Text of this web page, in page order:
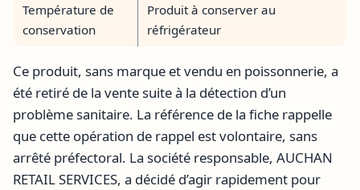
Température de
conservation
Produit à conserver au
réfrigérateur
Ce produit, sans marque et vendu en poissonnerie, a
été retiré de la vente suite à la détection d’un
problème sanitaire. La référence de la fiche rappelle
que cette opération de rappel est volontaire, sans
arrêté préfectoral. La société responsable, AUCHAN
RETAIL SERVICES, a décidé d’agir rapidement pour